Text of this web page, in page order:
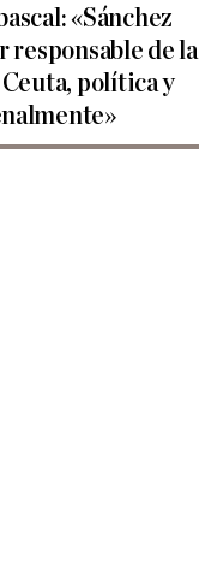
«Sánchez
responsable de la
política y